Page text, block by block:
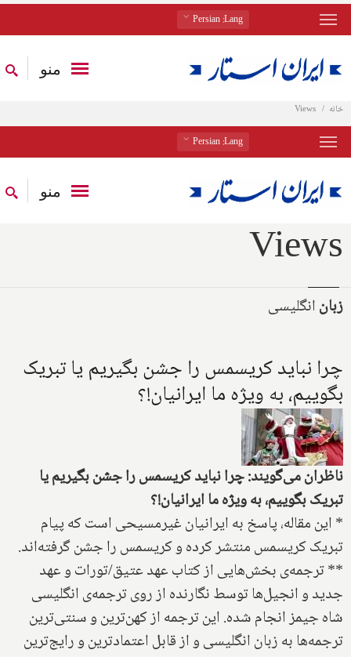
Lang
: Persian
منو
خانه Views
Lang
: Persian
منو
Views
زبانانگلیسی
چرا نباید کریسمس را جشن بگیریم یا تبریک
بگوییم، به ویژه ما ایرانیان!؟
ناظران می‌گویند: چرا نباید کریسمس را جشن بگیریم یا
تبریک بگوییم، به ویژه ما ایرانیان!؟
* این مقاله، پاسخ به ایرانیان غیرمسیحی است که پیام
تبریک کریسمس منتشر کرده و کریسمس را جشن گرفته‌اند.
** ترجمه‌ی بخش‌هایی از کتاب عهد عتیق/تورات و عهد
جدید و انجیل‌ها توسط نگارنده از روی ترجمه‌ی انگلیسی
شاه جیمز انجام شده. این ترجمه از کهن‌ترین و سنتی‌ترین
ترجمه‌ها به زبان انگلیسی و از قابل اعتمادترین و رایج‌ترین